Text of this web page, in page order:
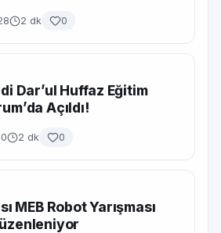
2 dk 0
Dar’ul Huffaz Eğitim
Açıldı!
2 dk 0
MEB Robot Yarışması